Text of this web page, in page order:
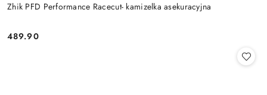
Zhik PFD Performance Racecut- kamizelka asekuracyjna
Cena:
489.90